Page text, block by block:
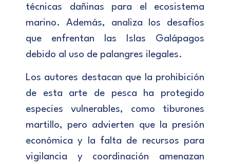
técnicas dañinas para el ecosistema
marino. Además, analiza los desafíos
que enfrentan las Islas Galápagos
debido al uso de palangres ilegales.
Los autores destacan que la prohibición
de esta arte de pesca ha protegido
especies vulnerables, como tiburones
martillo, pero advierten que la presión
económica y la falta de recursos para
vigilancia y coordinación amenazan